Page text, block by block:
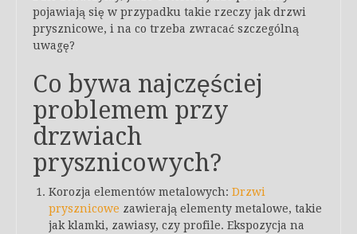
pojawiają się w przypadku takie rzeczy jak drzwi
prysznicowe, i na co trzeba zwracać szczególną
uwagę?
Co bywa najczęściej
problemem przy
drzwiach
prysznicowych?
Korozja elementów metalowych: Drzwi
prysznicowe zawierają elementy metalowe, takie
jak klamki, zawiasy, czy profile. Ekspozycja na